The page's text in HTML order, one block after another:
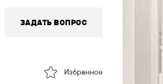
ЗАДАТЬ ВОПРОС
Избранное